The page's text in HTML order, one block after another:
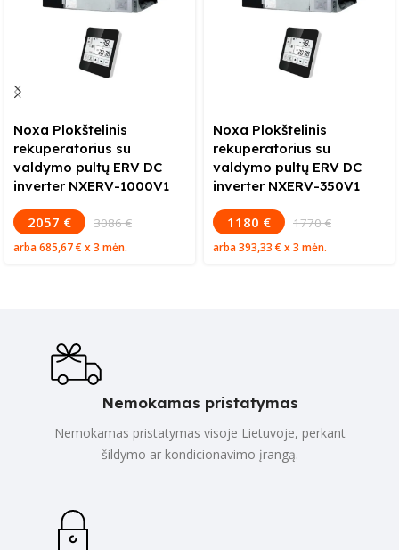
Noxa Plokštelinis
rekuperatorius su
valdymo pultų ERV DC
inverter NXERV-1000V1
2057 € 3086 €
arba685,67 €x 3 mėn.
Noxa Plokštelinis
rekuperatorius su
valdymo pultų ERV DC
inverter NXERV-350V1
1180 € 1770 €
arba393,33 €x 3 mėn.
Nemokamas pristatymas
Nemokamas pristatymas visoje Lietuvoje, perkant
šildymo ar kondicionavimo įrangą.